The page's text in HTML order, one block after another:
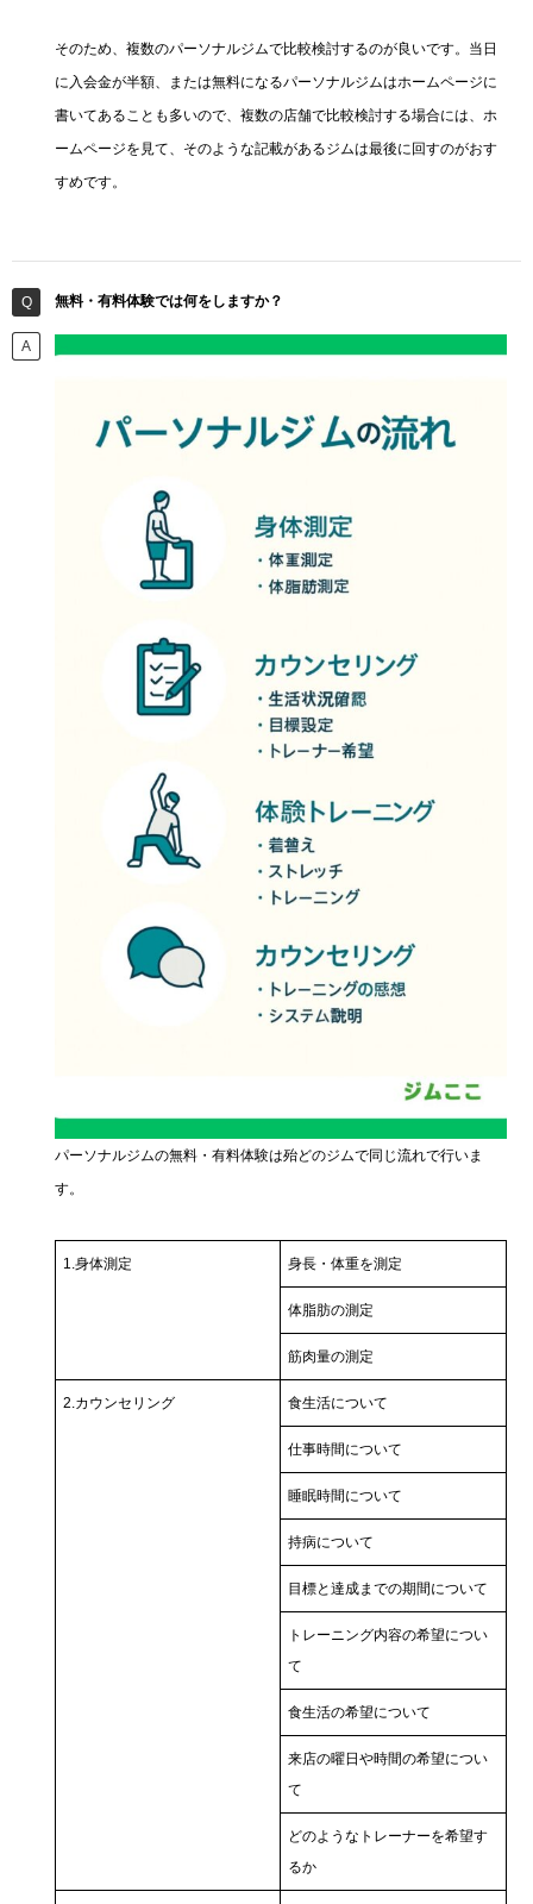
そのため、複数のパーソナルジムで比較検討するのが良いです。当日
に入会金が半額、または無料になるパーソナルジムはホームページに
書いてあることも多いので、複数の店舗で比較検討する場合には、ホ
ームページを見て、そのような記載があるジムは最後に回すのがおす
すめです。
無料・有料体験では何をしますか？
パーソナルジムの無料・有料体験は殆どのジムで同じ流れで行いま
す。
1.身体測定 身長・体重を測定
体脂肪の測定
筋肉量の測定
2.カウンセリング 食生活について
仕事時間について
睡眠時間について
持病について
目標と達成までの期間について
トレーニング内容の希望につい
て
食生活の希望について
来店の曜日や時間の希望につい
て
どのようなトレーナーを希望す
るか